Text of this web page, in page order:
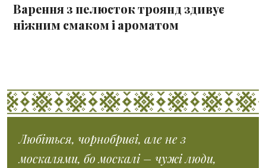
Варення з пелюсток троянд здивує
ніжним смаком і ароматом
Любіться, чорнобриві, але не з
москалями, бо москалі – чужі люди,